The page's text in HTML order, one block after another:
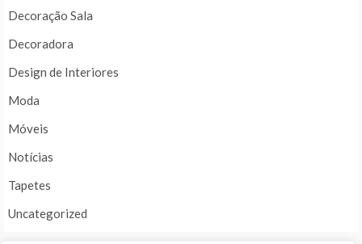
Decoração Sala
Decoradora
Design de Interiores
Moda
Móveis
Notícias
Tapetes
Uncategorized